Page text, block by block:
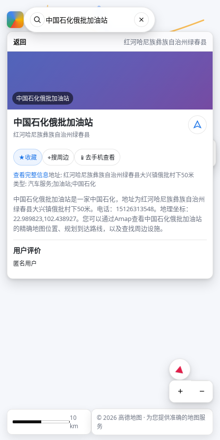
返回 红河哈尼族彝族自治州绿春县
中国石化俄批加油站
中国石化俄批加油站
红河哈尼族彝族自治州绿春县
★收藏 ⌖搜周边 📱 去手机查看
查看完整信息地址: 红河哈尼族彝族自治州绿春县大兴镇俄批村下50米
类型: 汽车服务;加油站;中国石化
中国石化俄批加油站是一家中国石化，地址为红河哈尼族彝族自治州
绿春县大兴镇俄批村下50米。电话：15126313548。地理坐标：
22.989823,102.438927。您可以通过Amap查看中国石化俄批加油站
的精确地图位置、规划到达路线，以及查找周边设施。
用户评价
匿名用户
+ −
10
km
© 2026 高德地图 · 为您提供准确的地图服
务